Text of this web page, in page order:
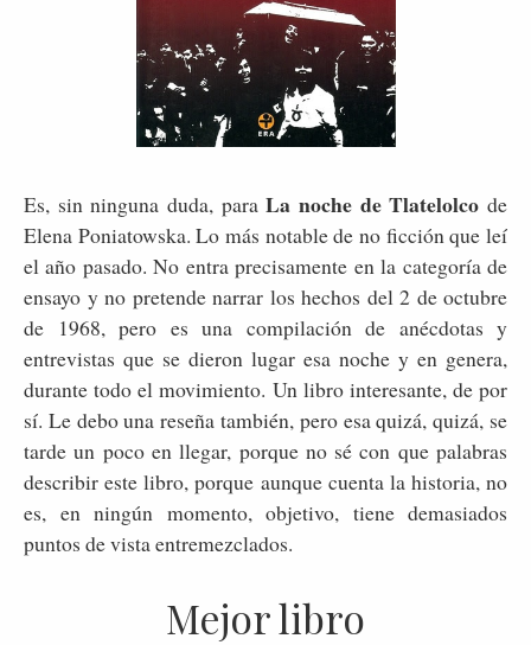
Es, sin ninguna duda, paraLa noche de Tlatelolco de
Elena Poniatowska. Lo más notable de no ficción que leí
el año pasado. No entra precisamente en la categoría de
ensayo y no pretende narrar los hechos del 2 de octubre
de 1968, pero es una compilación de anécdotas y
entrevistas que se dieron lugar esa noche y en genera,
durante todo el movimiento. Un libro interesante, de por
sí. Le debo una reseña también, pero esa quizá, quizá, se
tarde un poco en llegar, porque no sé con que palabras
describir este libro, porque aunque cuenta la historia, no
es, en ningún momento, objetivo, tiene demasiados
puntos de vista entremezclados.
Mejor libro